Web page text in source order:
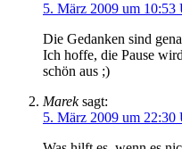
5. März 2009 um 10:53
Die Gedanken sind
Ich hoffe, die Pause
schön aus ;)
Marek sagt:
5. März 2009 um 22:30